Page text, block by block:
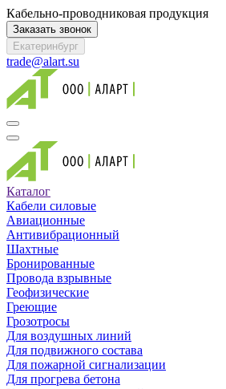
Кабельно-проводниковая продукция
Заказать звонок
Екатеринбург
trade@alart.su
Каталог
Кабели силовые
Авиационные
Антивибрационный
Шахтные
Бронированные
Провода взрывные
Геофизические
Греющие
Грозотросы
Для воздушных линий
Для подвижного состава
Для пожарной сигнализации
Для прогрева бетона